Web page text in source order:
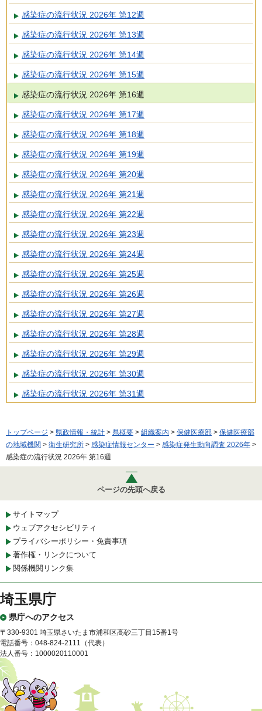
感染症の流行状況 2026年 第12週
感染症の流行状況 2026年 第13週
感染症の流行状況 2026年 第14週
感染症の流行状況 2026年 第15週
感染症の流行状況 2026年 第16週
感染症の流行状況 2026年 第17週
感染症の流行状況 2026年 第18週
感染症の流行状況 2026年 第19週
感染症の流行状況 2026年 第20週
感染症の流行状況 2026年 第21週
感染症の流行状況 2026年 第22週
感染症の流行状況 2026年 第23週
感染症の流行状況 2026年 第24週
感染症の流行状況 2026年 第25週
感染症の流行状況 2026年 第26週
感染症の流行状況 2026年 第27週
感染症の流行状況 2026年 第28週
感染症の流行状況 2026年 第29週
感染症の流行状況 2026年 第30週
感染症の流行状況 2026年 第31週
トップページ > 県政情報・統計 > 県概要 > 組織案内 > 保健医療部 > 保健医療部
の地域機関 > 衛生研究所 > 感染症情報センター > 感染症発生動向調査 2026年 >
感染症の流行状況 2026年 第16週
ページの先頭へ戻る
サイトマップ
ウェブアクセシビリティ
プライバシーポリシー・免責事項
著作権・リンクについて
関係機関リンク集
埼玉県庁
県庁へのアクセス
〒330-9301 埼玉県さいたま市浦和区高砂三丁目15番1号
電話番号：048-824-2111（代表）
法人番号：1000020110001